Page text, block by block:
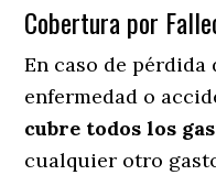
Cobertura por
En caso de
enfermedad o
cubre todos los
cualquier otro